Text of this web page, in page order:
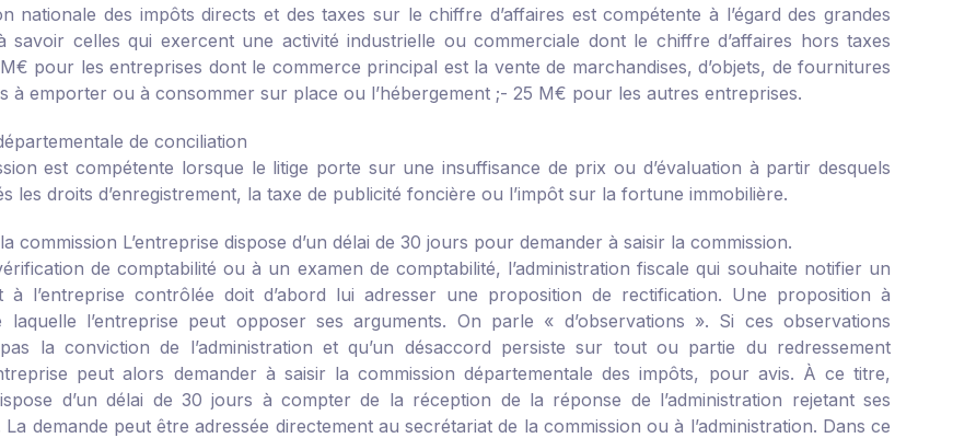
nationale des impôts directs et des taxes sur le chiffre d’affaires est compétente à l’égard des grandes
savoir celles qui exercent une activité industrielle ou commerciale dont le chiffre d’affaires hors taxes
pour les entreprises dont le commerce principal est la vente de marchandises, d’objets, de fournitures
à emporter ou à consommer sur place ou l’hébergement ;- 25 M€ pour les autres entreprises.
de conciliation
est compétente lorsque le litige porte sur une insuffisance de prix ou d’évaluation à partir desquels
les droits d’enregistrement, la taxe de publicité foncière ou l’impôt sur la fortune immobilière.
commission L’entreprise dispose d’un délai de 30 jours pour demander à saisir la commission.
de comptabilité ou à un examen de comptabilité, l’administration fiscale qui souhaite notifier un
à l’entreprise contrôlée doit d’abord lui adresser une proposition de rectification. Une proposition à
laquelle l’entreprise peut opposer ses arguments. On parle « d’observations ». Si ces observations
pas la conviction de l’administration et qu’un désaccord persiste sur tout ou partie du redressement
peut alors demander à saisir la commission départementale des impôts, pour avis. À ce titre,
d’un délai de 30 jours à compter de la réception de la réponse de l’administration rejetant ses
demande peut être adressée directement au secrétariat de la commission ou à l’administration. Dans ce